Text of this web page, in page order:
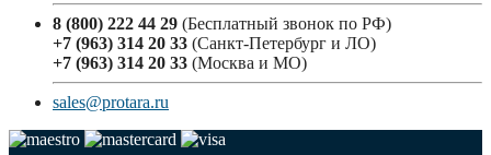
8 (800) 222 44 29 (Бесплатный звонок по РФ)
+7 (963) 314 20 33 (Санкт-Петербург и ЛО)
+7 (963) 314 20 33 (Москва и МО)
sales@protara.ru